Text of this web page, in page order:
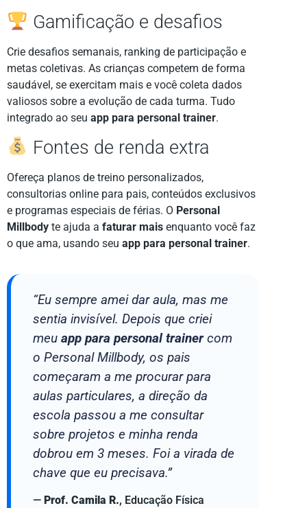
Gamificação e desafios
Crie desafios semanais, ranking de participação e
metas coletivas. As crianças competem de forma
saudável, se exercitam mais e você coleta dados
valiosos sobre a evolução de cada turma. Tudo
integrado ao seu app para personal trainer.
Fontes de renda extra
Ofereça planos de treino personalizados,
consultorias online para pais, conteúdos exclusivos
e programas especiais de férias. O Personal
Millbody te ajuda a faturar mais enquanto você faz
o que ama, usando seu app para personal trainer.
“Eu sempre amei dar aula, mas me
sentia invisível. Depois que criei
meu app para personal trainercom
o Personal Millbody, os pais
começaram a me procurar para
aulas particulares, a direção da
escola passou a me consultar
sobre projetos e minha renda
dobrou em 3 meses. Foi a virada de
chave que eu precisava.”
— Prof. Camila R., Educação Física